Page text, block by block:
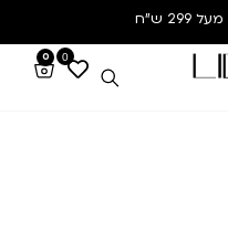
299 ש”ח
0
0